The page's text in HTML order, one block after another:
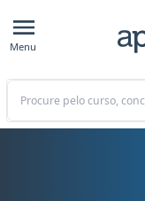
Menu
Buscar